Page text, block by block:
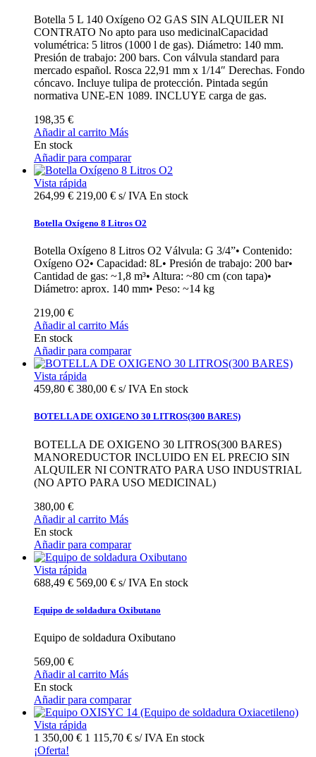
Botella 5 L 140 Oxígeno O2 GAS SIN ALQUILER NI
CONTRATO No apto para uso medicinalCapacidad
volumétrica: 5 litros (1000 l de gas). Diámetro: 140 mm.
Presión de trabajo: 200 bars. Con válvula standard para
mercado español. Rosca 22,91 mm x 1/14″ Derechas. Fondo
cóncavo. Incluye tulipa de protección. Pintada según
normativa UNE-EN 1089. INCLUYE carga de gas.
198,35 €
Añadir al carrito Más
En stock
Añadir para comparar
Vista rápida
264,99 € 219,00 € s/ IVA En stock
Botella Oxígeno 8 Litros O2
Botella Oxígeno 8 Litros O2 Válvula: G 3/4”• Contenido:
Oxígeno O2• Capacidad: 8L• Presión de trabajo: 200 bar•
Cantidad de gas: ~1,8 m³• Altura: ~80 cm (con tapa)•
Diámetro: aprox. 140 mm• Peso: ~14 kg
219,00 €
Añadir al carrito Más
En stock
Añadir para comparar
Vista rápida
459,80 € 380,00 € s/ IVA En stock
BOTELLA DE OXIGENO 30 LITROS(300 BARES)
BOTELLA DE OXIGENO 30 LITROS(300 BARES)
MANOREDUCTOR INCLUIDO EN EL PRECIO SIN
ALQUILER NI CONTRATO PARA USO INDUSTRIAL
(NO APTO PARA USO MEDICINAL)
380,00 €
Añadir al carrito Más
En stock
Añadir para comparar
Vista rápida
688,49 € 569,00 € s/ IVA En stock
Equipo de soldadura Oxibutano
Equipo de soldadura Oxibutano
569,00 €
Añadir al carrito Más
En stock
Añadir para comparar
Vista rápida
1 350,00 € 1 115,70 € s/ IVA En stock
¡Oferta!